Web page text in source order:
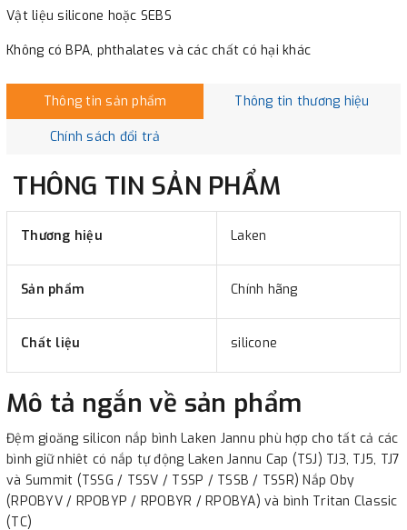
Vật liệu silicone hoặc SEBS
Không có BPA, phthalates và các chất có hại khác
Thông tin sản phẩm Thông tin thương hiệu
Chính sách đổi trả
THÔNG TIN SẢN PHẨM
Thương hiệu Laken
Sản phẩm Chính hãng
Chất liệu silicone
Mô tả ngắn về sản phẩm
Đệm gioăng silicon nắp bình Laken Jannu phù hợp cho tất cả các
bình giữ nhiêt có nắp tự động Laken Jannu Cap (TSJ) TJ3, TJ5, TJ7
và Summit (TSSG / TSSV / TSSP / TSSB / TSSR) Nắp Oby
(RPOBYV / RPOBYP / RPOBYR / RPOBYA) và bình Tritan Classic
(TC)